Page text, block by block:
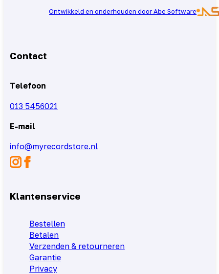
Ontwikkeld en onderhouden door Abe Software
Contact
Telefoon
013 5456021
E-mail
info@myrecordstore.nl
Klantenservice
Bestellen
Betalen
Verzenden & retourneren
Garantie
Privacy